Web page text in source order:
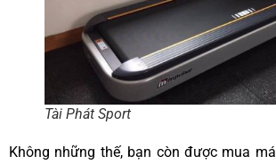
Tài Phát Sport
Không những thế, bạn còn được mua